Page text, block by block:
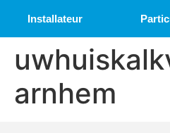
Installateur
arnhem